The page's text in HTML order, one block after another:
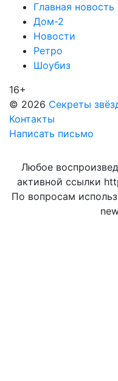
Главная новость
Дом-2
Новости
Ретро
Шоубиз
16+
© 2026 Секреты
Контакты
Написать письмо
Любое
активной ссылки
По вопросам